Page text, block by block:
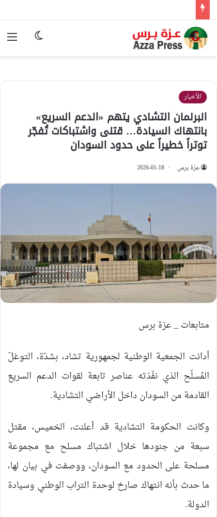
الوضع
الأخبار
البرلمان التشادي يتهم «الدعم السريع»
بانتهاك السيادة… قتلى واشتباكات تُفجّر
توتراً خطيراً على حدود السودان
عزة برس 2026-01-18
متابعات _ عزة برس
أدانت الجمعية الوطنية لجمهورية تشاد، بشدّة، التوغلَ
المُسلّح الذي نفّذته عناصر تابعة لقوات الدعم السريع
القادمة من السودان داخل الأراضي التشادية.
وكانت الحكومة التشادية قد أعلنت، الخميس، مقتل
سبعة من جنودها خلال اشتباك مسلح مع مجموعة
مسلحة على الحدود مع السودان، ووصفت في بيان لها،
ما حدث بأنه انتهاك صارخ لوحدة التراب الوطني وسيادة
الدولة.